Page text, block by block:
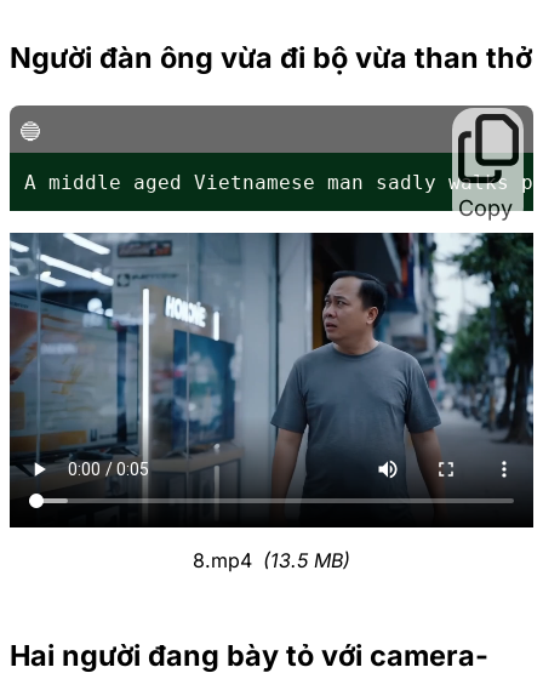
Người đàn ông vừa đi bộ vừa than thở
Copy
A middle aged Vietnamese man sadly
8.mp4 (13.5 MB)
Hai người đang bày tỏ với camera-